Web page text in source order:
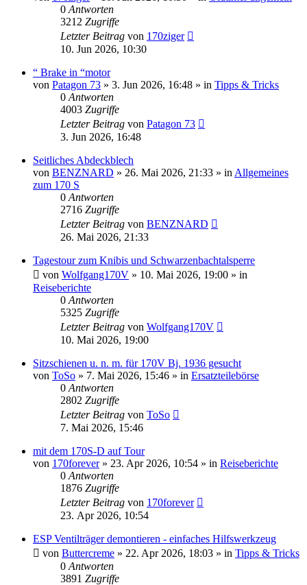
0 Antworten
3212 Zugriffe
Letzter Beitrag von 170ziger
10. Jun 2026, 10:30
“ Brake in “motor
von Patagon 73 » 3. Jun 2026, 16:48 » in Tipps & Tricks
0 Antworten
4003 Zugriffe
Letzter Beitrag von Patagon 73
3. Jun 2026, 16:48
Seitliches Abdeckblech
von BENZNARD » 26. Mai 2026, 21:33 » in Allgemeines
zum 170 S
0 Antworten
2716 Zugriffe
Letzter Beitrag von BENZNARD
26. Mai 2026, 21:33
Tagestour zum Knibis und Schwarzenbachtalsperre
von Wolfgang170V » 10. Mai 2026, 19:00 » in
Reiseberichte
0 Antworten
5325 Zugriffe
Letzter Beitrag von Wolfgang170V
10. Mai 2026, 19:00
Sitzschienen u. n. m. für 170V Bj. 1936 gesucht
von ToSo » 7. Mai 2026, 15:46 » in Ersatzteilebörse
0 Antworten
2802 Zugriffe
Letzter Beitrag von ToSo
7. Mai 2026, 15:46
mit dem 170S-D auf Tour
von 170forever» 23. Apr 2026, 10:54 » in Reiseberichte
0 Antworten
1876 Zugriffe
Letzter Beitrag von 170forever
23. Apr 2026, 10:54
ESP Ventilträger demontieren - einfaches Hilfswerkzeug
von Buttercreme » 22. Apr 2026, 18:03 » in Tipps & Tricks
0 Antworten
3891 Zugriffe